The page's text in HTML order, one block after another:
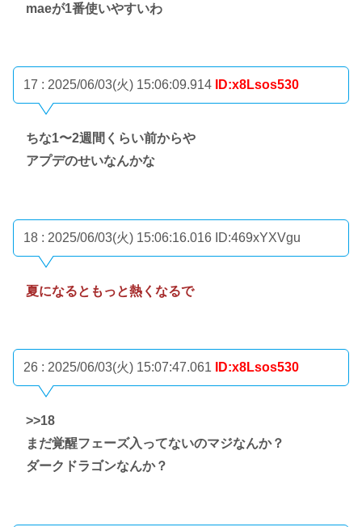
maeが1番使いやすいわ
17 : 2025/06/03(火) 15:06:09.914 ID:x8Lsos530
ちな1〜2週間くらい前からや
アプデのせいなんかな
18 : 2025/06/03(火) 15:06:16.016 ID:469xYXVgu
夏になるともっと熱くなるで
26 : 2025/06/03(火) 15:07:47.061 ID:x8Lsos530
>>18
まだ覚醒フェーズ入ってないのマジなんか？
ダークドラゴンなんか？